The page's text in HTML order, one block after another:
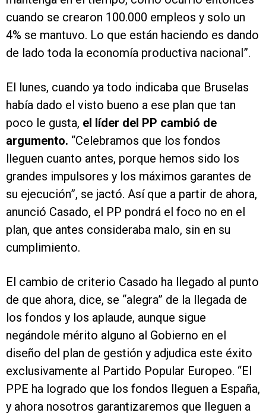
cuando se crearon 100.000 empleos y solo un
4% se mantuvo. Lo que están haciendo es dando
de lado toda la economía productiva nacional”.
El lunes, cuando ya todo indicaba que Bruselas
había dado el visto bueno a ese plan que tan
poco le gusta, el líder del PP cambió de
argumento. “Celebramos que los fondos
lleguen cuanto antes, porque hemos sido los
grandes impulsores y los máximos garantes de
su ejecución”, se jactó. Así que a partir de ahora,
anunció Casado, el PP pondrá el foco no en el
plan, que antes consideraba malo, sin en su
cumplimiento.
El cambio de criterio Casado ha llegado al punto
de que ahora, dice, se “alegra” de la llegada de
los fondos y los aplaude, aunque sigue
negándole mérito alguno al Gobierno en el
diseño del plan de gestión y adjudica este éxito
exclusivamente al Partido Popular Europeo. “El
PPE ha logrado que los fondos lleguen a España,
y ahora nosotros garantizaremos que lleguen a